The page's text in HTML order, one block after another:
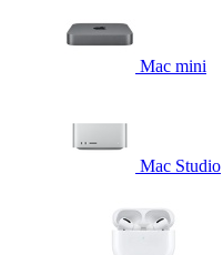
Mac mini
Mac Studio